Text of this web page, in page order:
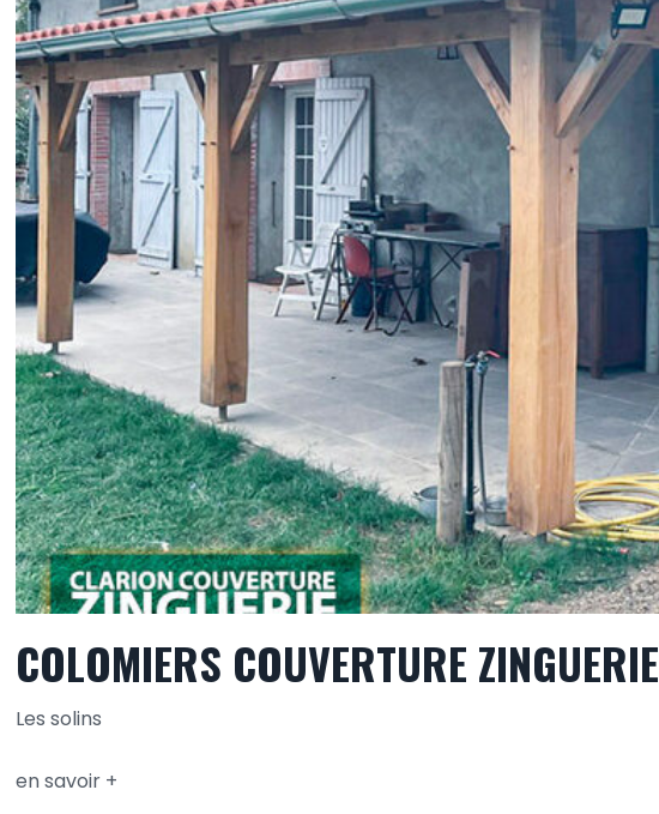
COLOMIERS COUVERTURE ZINGUERIE
Les solins
en savoir +